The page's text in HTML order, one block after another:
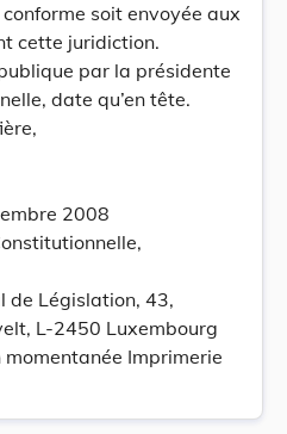
soit envoyée aux
cette juridiction.
par la présidente
date qu’en tête.
2008
de Législation, 43,
L-2450 Luxembourg
Imprimerie